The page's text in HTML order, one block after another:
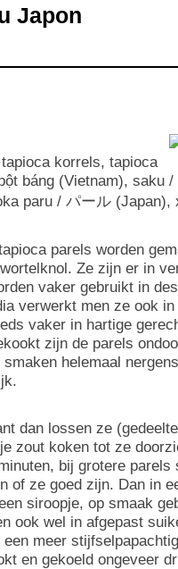
Japon
korrels, tapioca
báng (Vietnam), saku
paru / パール
parels worden
Ze zijn er in
vaker gebruikt in
verwerkt men ze ook
vaker in hartige
zijn de parels
helemaal
dan lossen ze
zout koken tot ze
bij grotere parels
of ze goed zijn. Dan in
siroopje, op smaak
ook wel in afgepast
meer
en gekoeld ongeveer